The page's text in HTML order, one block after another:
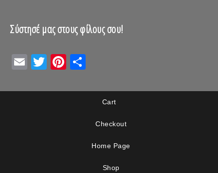
Σύστησέ μας στους φίλους σου!
EmailTwitterPinterest
Cart
Checkout
Home Page
Shop